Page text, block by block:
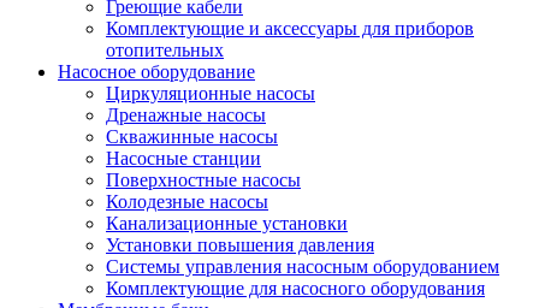
Греющие кабели
Комплектующие и аксессуары для приборов
отопительных
Насосное оборудование
Циркуляционные насосы
Дренажные насосы
Скважинные насосы
Насосные станции
Поверхностные насосы
Колодезные насосы
Канализационные установки
Установки повышения давления
Системы управления насосным оборудованием
Комплектующие для насосного оборудования